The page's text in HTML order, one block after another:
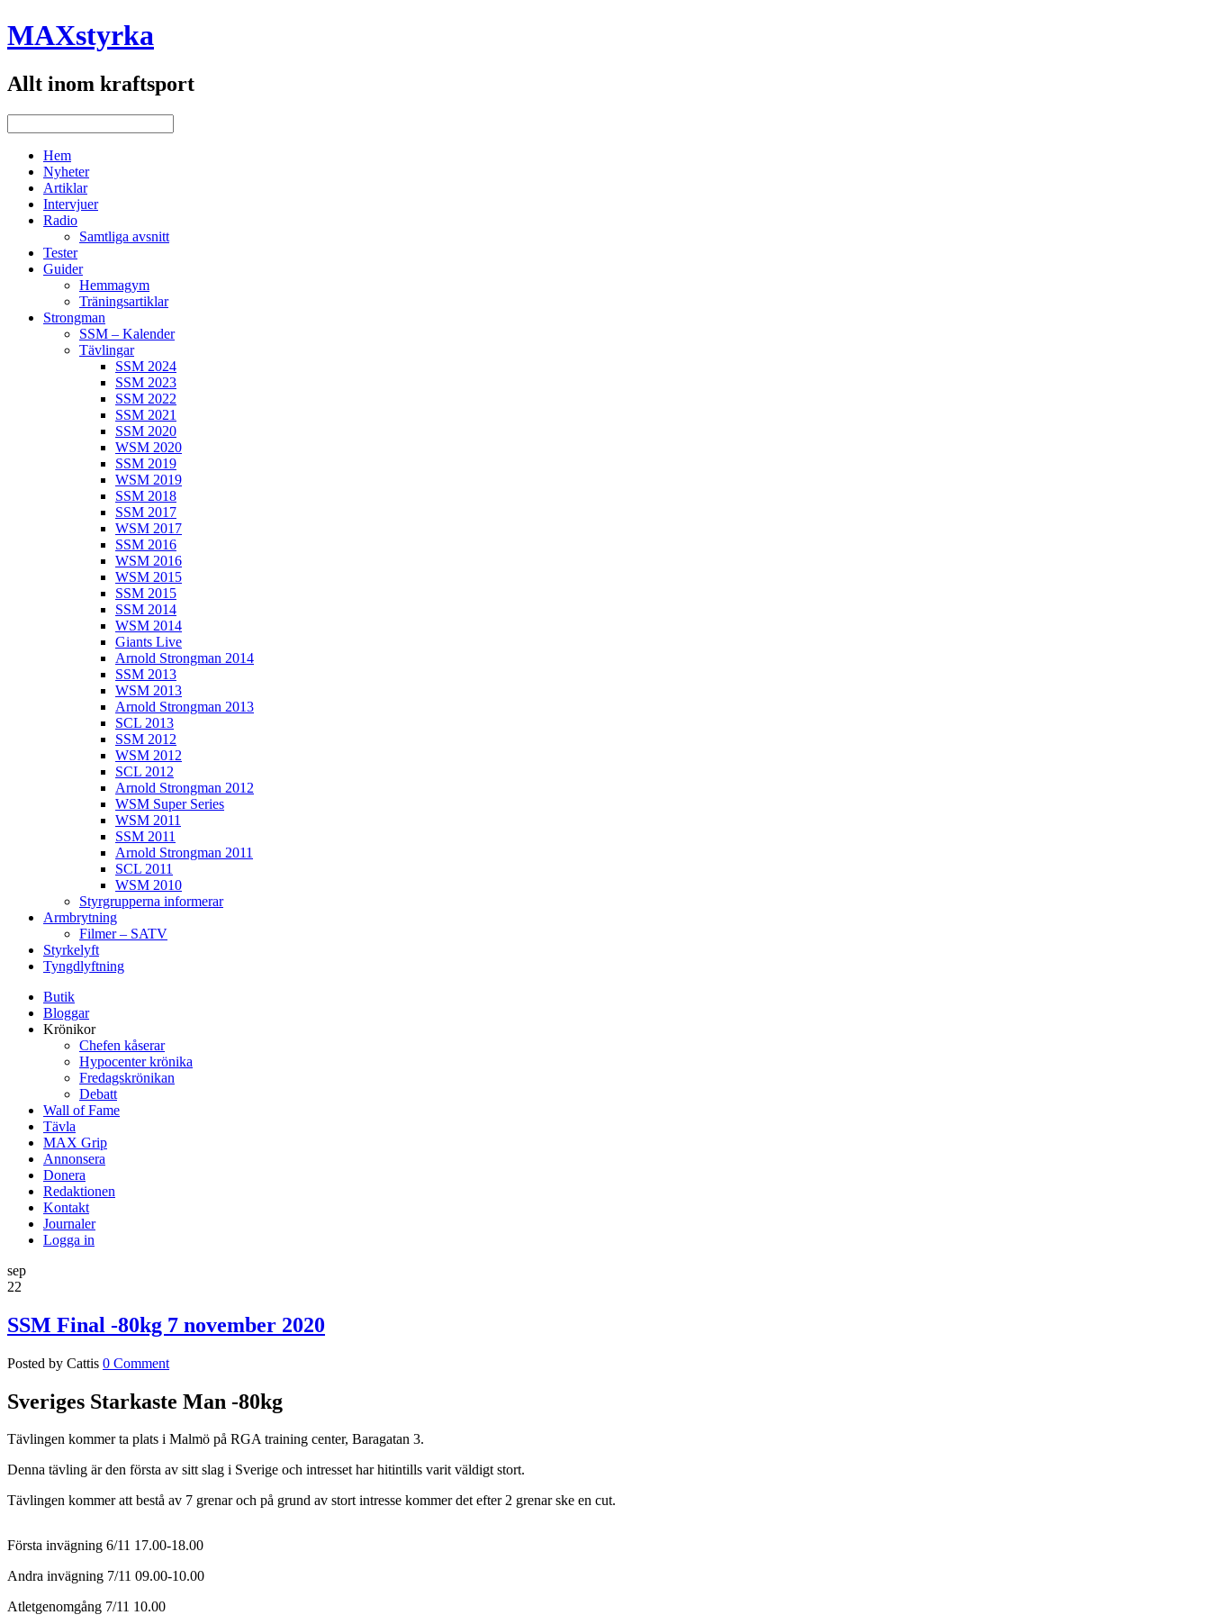
MAXstyrka
Allt inom kraftsport
Hem
Nyheter
Artiklar
Intervjuer
Radio
Samtliga avsnitt
Tester
Guider
Hemmagym
Träningsartiklar
Strongman
SSM – Kalender
Tävlingar
SSM 2024
SSM 2023
SSM 2022
SSM 2021
SSM 2020
WSM 2020
SSM 2019
WSM 2019
SSM 2018
SSM 2017
WSM 2017
SSM 2016
WSM 2016
WSM 2015
SSM 2015
SSM 2014
WSM 2014
Giants Live
Arnold Strongman 2014
SSM 2013
WSM 2013
Arnold Strongman 2013
SCL 2013
SSM 2012
WSM 2012
SCL 2012
Arnold Strongman 2012
WSM Super Series
WSM 2011
SSM 2011
Arnold Strongman 2011
SCL 2011
WSM 2010
Styrgrupperna informerar
Armbrytning
Filmer – SATV
Styrkelyft
Tyngdlyftning
Butik
Bloggar
Krönikor
Chefen kåserar
Hypocenter krönika
Fredagskrönikan
Debatt
Wall of Fame
Tävla
MAX Grip
Annonsera
Donera
Redaktionen
Kontakt
Journaler
Logga in
sep
22
SSM Final -80kg 7 november 2020
Posted by Cattis 0 Comment
Sveriges Starkaste Man -80kg
Tävlingen kommer ta plats i Malmö på RGA training center, Baragatan 3.
Denna tävling är den första av sitt slag i Sverige och intresset har hitintills varit väldigt stort.
Tävlingen kommer att bestå av 7 grenar och på grund av stort intresse kommer det efter 2 grenar ske en cut.
Första invägning 6/11 17.00-18.00
Andra invägning 7/11 09.00-10.00
Atletgenomgång 7/11 10.00